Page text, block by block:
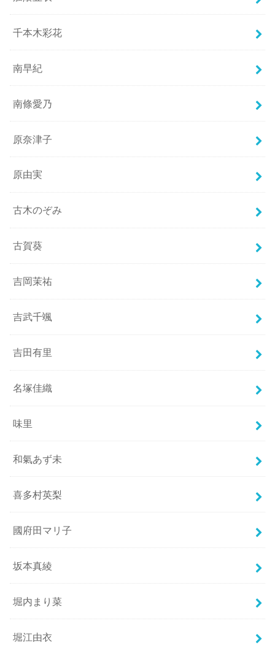
千本木彩花
南早紀
南條愛乃
原奈津子
原由実
古木のぞみ
古賀葵
吉岡茉祐
吉武千颯
吉田有里
名塚佳織
味里
和氣あず未
喜多村英梨
國府田マリ子
坂本真綾
堀内まり菜
堀江由衣